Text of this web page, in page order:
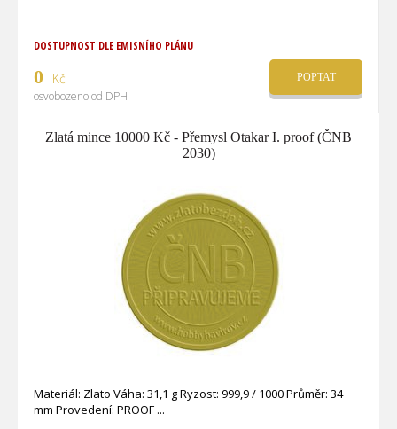
DOSTUPNOST DLE EMISNÍHO PLÁNU
0 Kč
osvobozeno od DPH
POPTAT
Zlatá mince 10000 Kč - Přemysl Otakar I. proof (ČNB
2030)
Materiál: Zlato Váha: 31,1 g Ryzost: 999,9 / 1000 Průměr: 34
mm Provedení: PROOF